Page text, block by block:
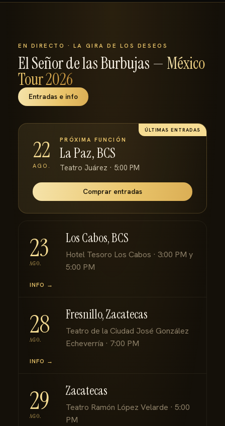
EN DIRECTO · LA GIRA DE LOS DESEOS
El Señor de las Burbujas —México
Tour 2026
Entradas e info
ÚLTIMAS ENTRADAS
22
AGO.
PRÓXIMA FUNCIÓN
La Paz, BCS
Teatro Juárez · 5:00 PM
Comprar entradas
23
AGO.
Los Cabos, BCS
Hotel Tesoro Los Cabos · 3:00 PM y
5:00 PM
INFO →
28
AGO.
Fresnillo, Zacatecas
Teatro de la Ciudad José González
Echeverría · 7:00 PM
INFO →
29
AGO.
Zacatecas
Teatro Ramón López Velarde · 5:00
PM